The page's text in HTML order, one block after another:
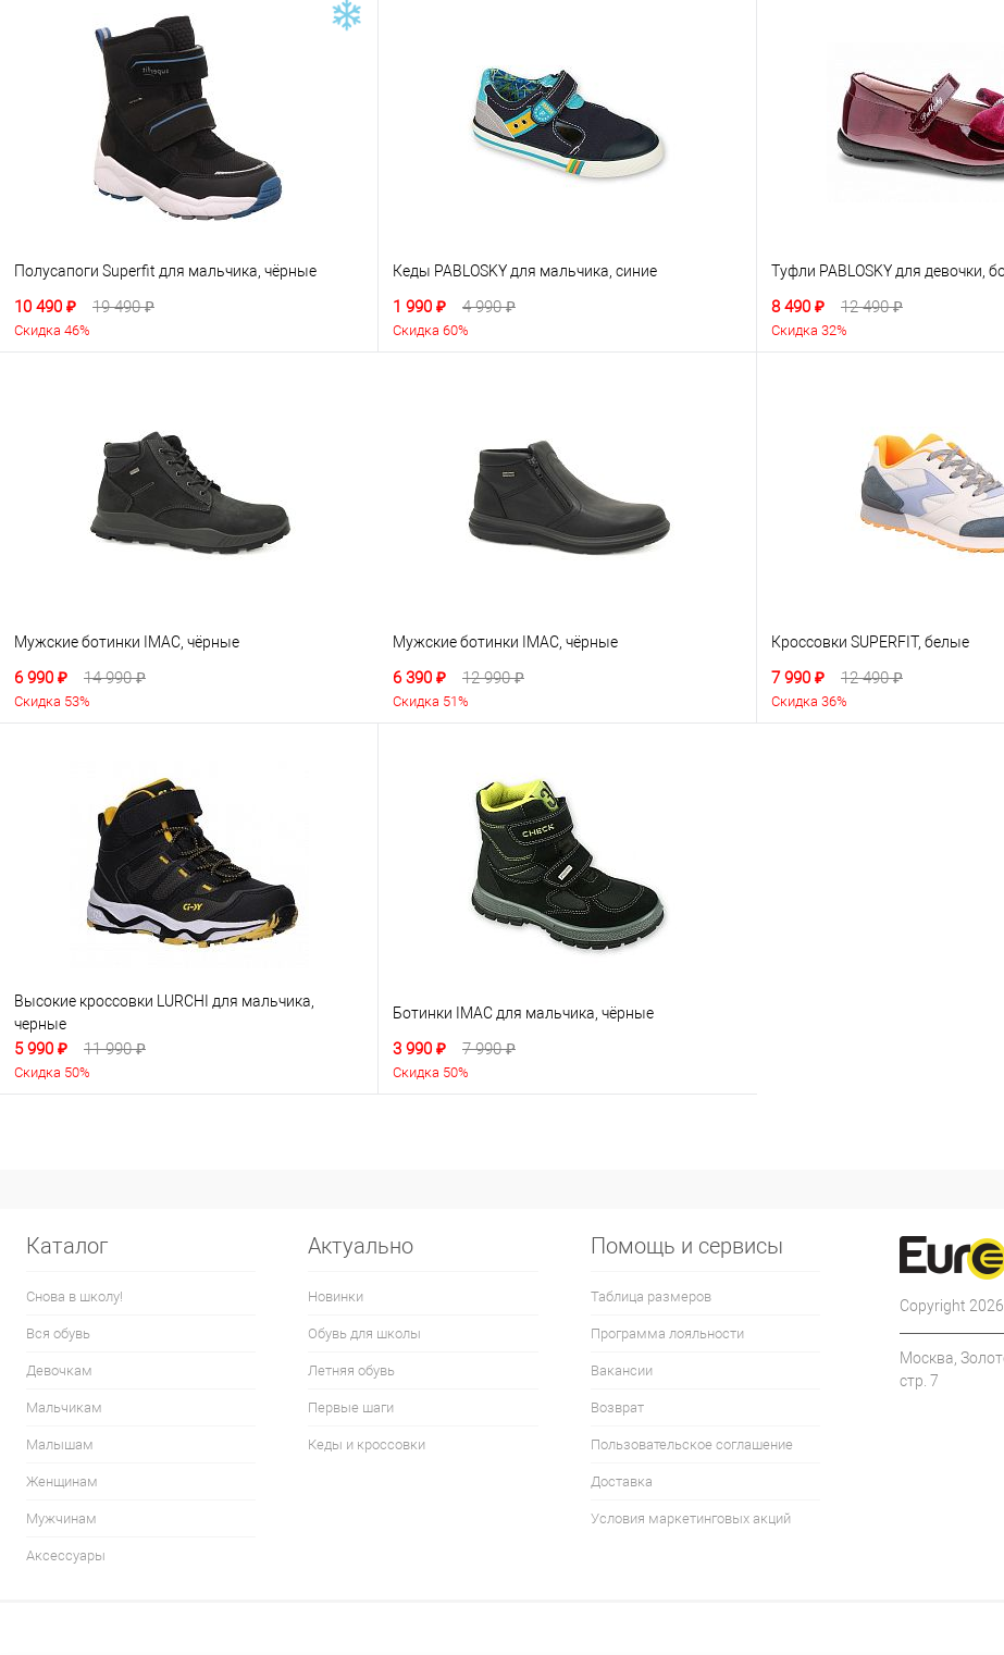
Полусапоги Superfit для мальчика, чёрные
10 490 ₽ 19 490 ₽
Скидка 46%
Кеды PABLOSKY для мальчика, синие
1 990 ₽ 4 990 ₽
Скидка 60%
Туфли PABLOSKY для девочки,
8 490 ₽ 12 490 ₽
Скидка 32%
Мужские ботинки IMAC, чёрные
6 990 ₽ 14 990 ₽
Скидка 53%
Мужские ботинки IMAC, чёрные
6 390 ₽ 12 990 ₽
Скидка 51%
Кроссовки SUPERFIT, белые
7 990 ₽ 12 490 ₽
Скидка 36%
Высокие кроссовки LURCHI для мальчика,
черные
5 990 ₽ 11 990 ₽
Скидка 50%
Ботинки IMAC для мальчика, чёрные
3 990 ₽ 7 990 ₽
Скидка 50%
Каталог
Снова в школу!
Вся обувь
Девочкам
Мальчикам
Малышам
Женщинам
Мужчинам
Аксессуары
Актуально
Новинки
Обувь для школы
Летняя обувь
Первые шаги
Кеды и кроссовки
Помощь и сервисы
Таблица размеров
Программа лояльности
Вакансии
Возврат
Пользовательское соглашение
Доставка
Условия маркетинговых акций
Copyright
Москва,
стр. 7